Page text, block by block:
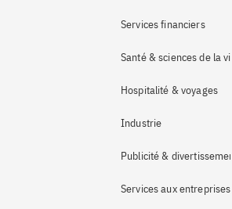
Services financiers
Santé & sciences de la vie
Hospitalité & voyages
Industrie
Publicité & divertissement
Services aux entreprises